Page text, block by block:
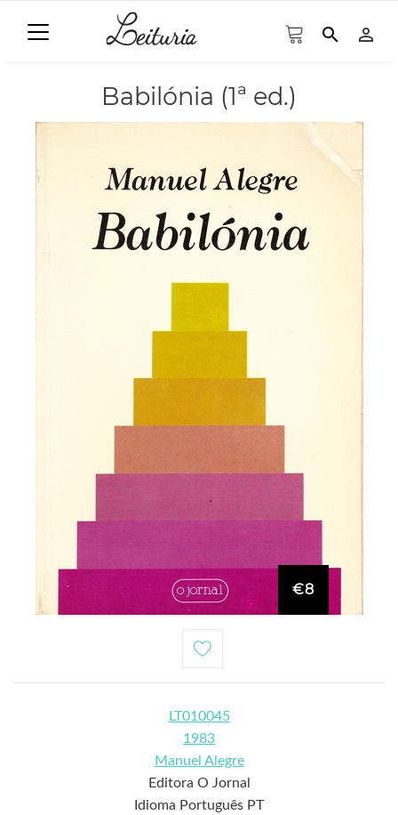
search person_outline
Babilónia (1ª ed.)
€8
LT010045
1983
Manuel Alegre
Editora O Jornal
Idioma Português PT